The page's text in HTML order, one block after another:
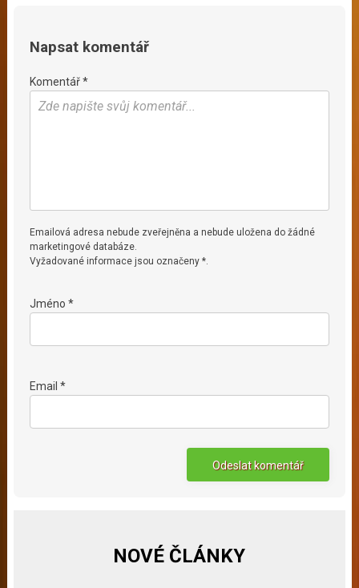
Napsat komentář
Komentář *
Emailová adresa nebude zveřejněna a nebude uložena do žádné
marketingové databáze.
Vyžadované informace jsou označeny *.
Jméno *
Email *
NOVÉ ČLÁNKY